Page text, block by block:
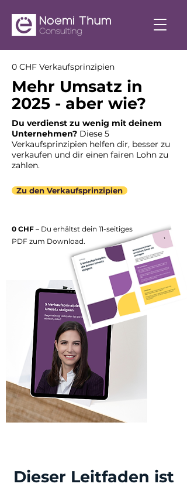
0 CHF Verkaufsprinzipien
Mehr Umsatz in
2025 - aber wie?
Du verdienst zu wenig mit deinem
Unternehmen? Diese 5
Verkaufsprinzipien helfen dir, besser zu
verkaufen und dir einen fairen Lohn zu
zahlen.
Zu den Verkaufsprinzipien
0 CHF – Du erhältst dein 11-seitiges
PDF zum Download.
Dieser Leitfaden ist